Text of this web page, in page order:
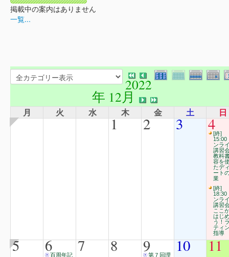
掲載中の案内はありません
一覧...
2022
年 12月
月 火 水 木 金 土 日
1 2 3 4[終]
15:00
ンラ
講習
教科
容を
たデ
ート
業
[終]
18:30
ンラ
講習
ここ
はじ
う！
ティ
指導
5 6百周年記
7 8 9第７回理
10 11